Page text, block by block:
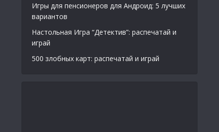
Игры для пенсионеров для Андроид: 5 лучших
вариантов
Настольная Игра “Детектив”: распечатай и
играй
500 злобных карт: распечатай и играй